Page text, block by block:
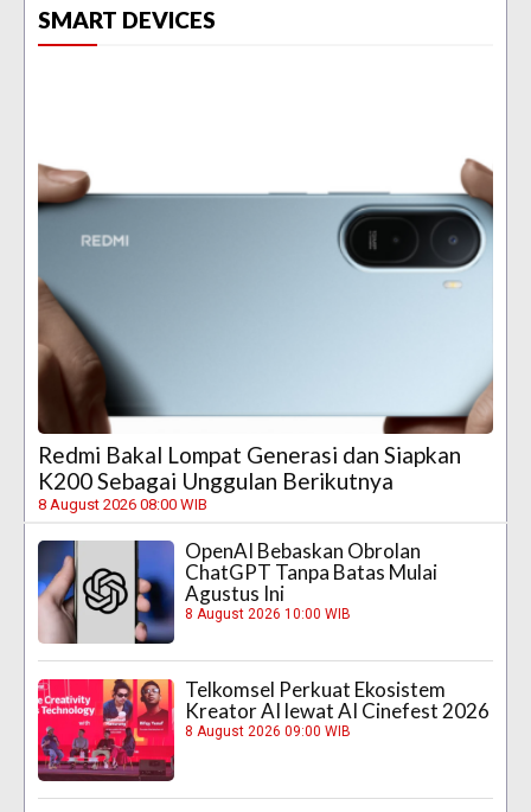
SMART DEVICES
Redmi Bakal Lompat Generasi dan Siapkan
K200 Sebagai Unggulan Berikutnya
8 August 2026 08:00 WIB
OpenAI Bebaskan Obrolan
ChatGPT Tanpa Batas Mulai
Agustus Ini
8 August 2026 10:00 WIB
Telkomsel Perkuat Ekosistem
Kreator AI lewat AI Cinefest 2026
8 August 2026 09:00 WIB